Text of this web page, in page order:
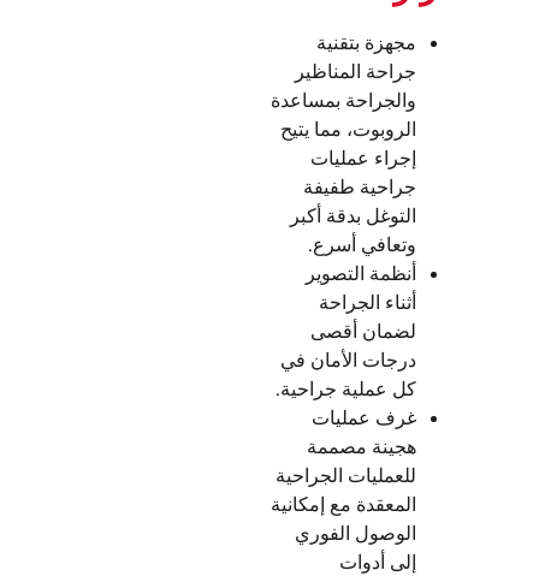
مجهزة بتقنية
جراحة المناظير
والجراحة بمساعدة
الروبوت، مما يتيح
إجراء عمليات
جراحية طفيفة
التوغل بدقة أكبر
وتعافي أسرع.
أنظمة التصوير
أثناء الجراحة
لضمان أقصى
درجات الأمان في
كل عملية جراحية.
غرف عمليات
هجينة مصممة
للعمليات الجراحية
المعقدة مع إمكانية
الوصول الفوري
إلى أدوات